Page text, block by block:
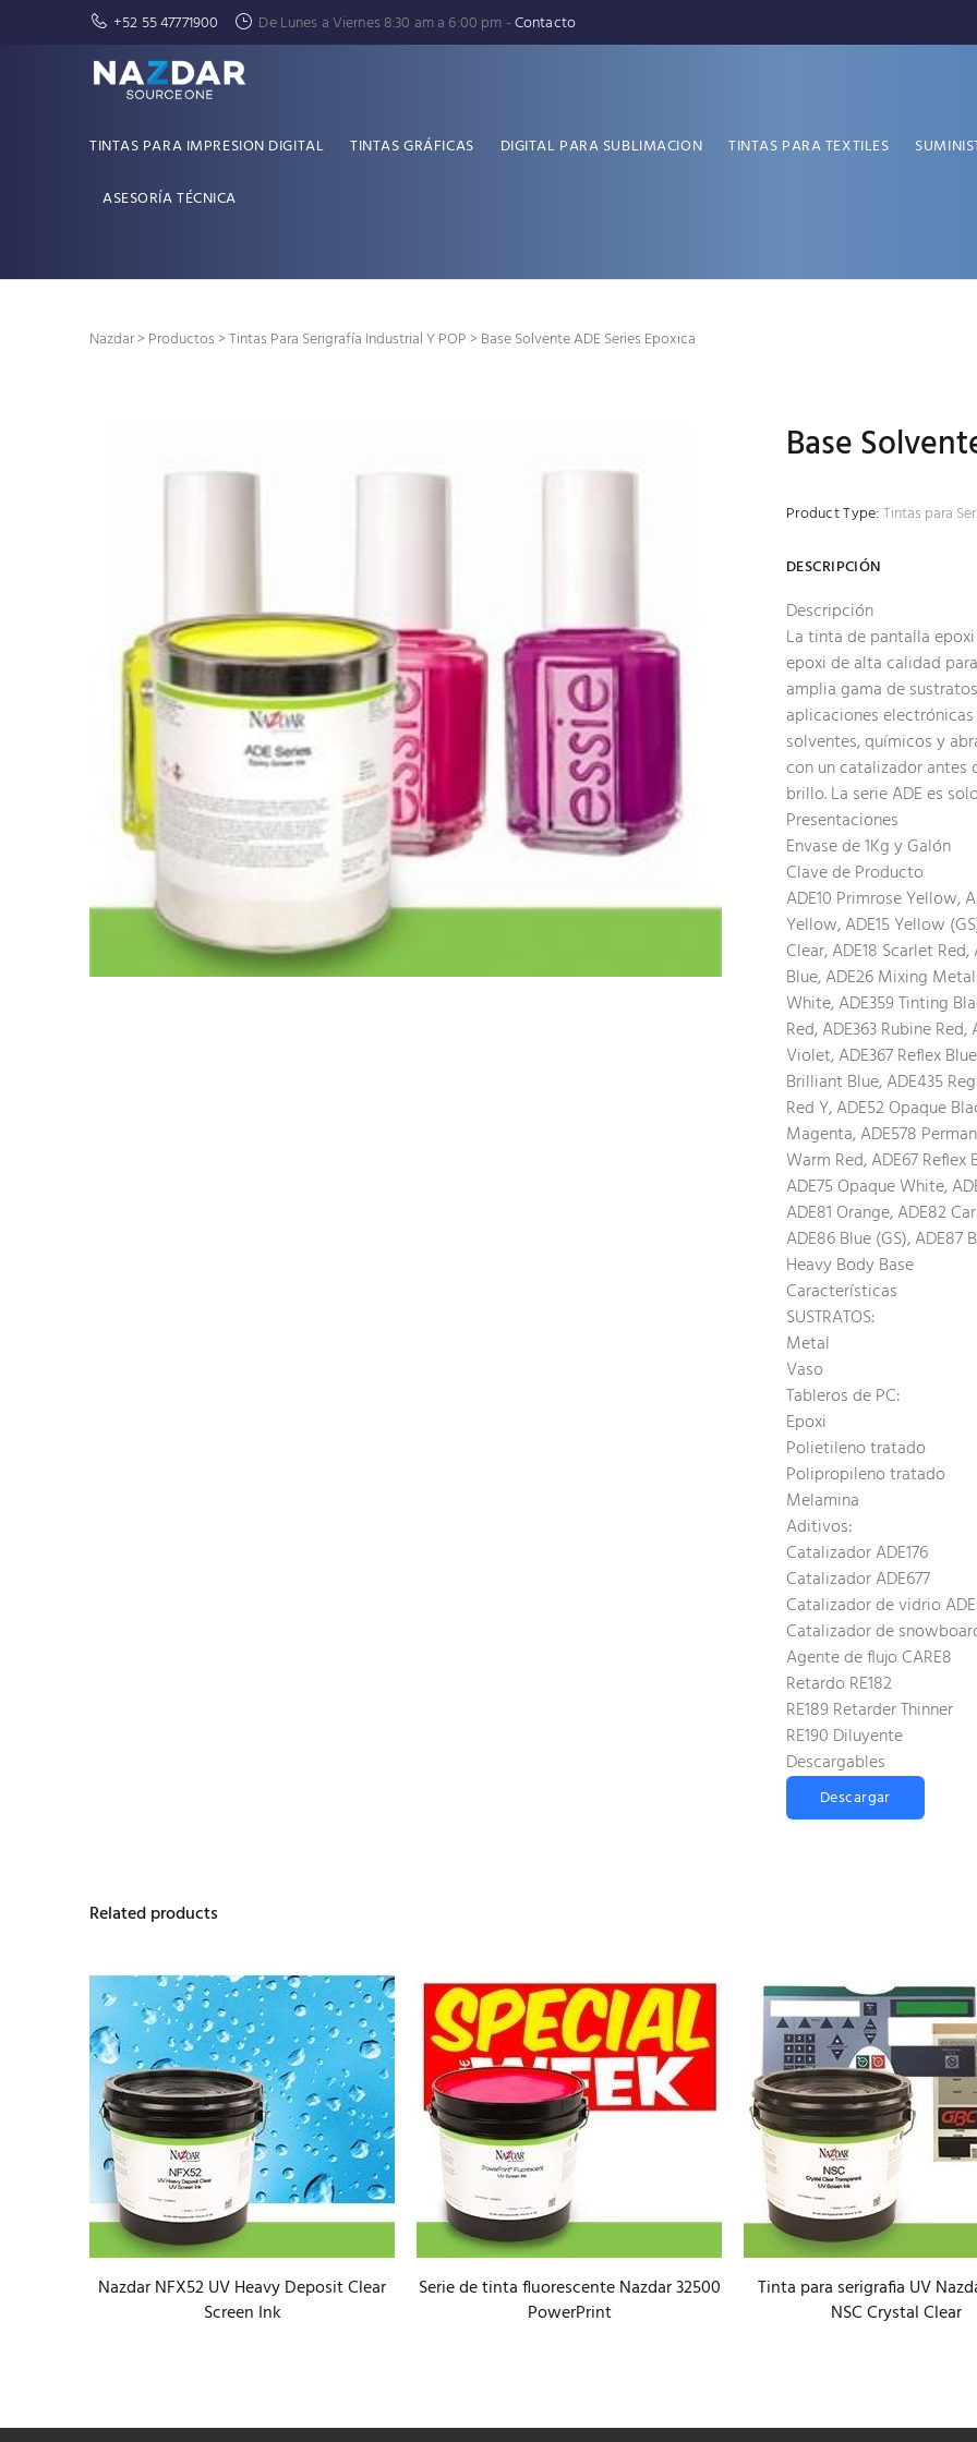
+52 55 47771900 De Lunes a Viernes 8:30 am a 6:00 pm -Contacto
TINTAS PARA IMPRESION DIGITAL TINTAS GRÁFICAS DIGITAL PARA SUBLIMACION TINTAS PARA TEXTILES
ASESORÍA TÉCNICA
Nazdar>Productos>Tintas Para Serigrafía Industrial Y POP> Base Solvente ADE Series Epoxica
Base
Product Type: Tintas para
DESCRIPCIÓN
Descripción
La tinta de pantalla
epoxi de alta calidad
amplia gama de
aplicaciones
solventes, químicos y
con un catalizador antes
brillo. La serie ADE es
Presentaciones
Envase de 1Kg y Galón
Clave de Producto
ADE10 Primrose Yellow,
Yellow, ADE15 Yellow
Clear, ADE18 Scarlet
Blue, ADE26 Mixing
White, ADE359 Tinting
Red, ADE363 Rubine
Violet, ADE367 Reflex
Brilliant Blue, ADE435
Red Y, ADE52 Opaque
Magenta, ADE578
Warm Red, ADE67 Reflex
ADE75 Opaque White,
ADE81 Orange, ADE82
ADE86 Blue (GS), ADE87
Heavy Body Base
Características
SUSTRATOS:
Metal
Vaso
Tableros de PC:
Epoxi
Polietileno tratado
Polipropileno tratado
Melamina
Aditivos:
Catalizador ADE176
Catalizador ADE677
Catalizador de vidrio
Catalizador de
Agente de flujo CARE8
Retardo RE182
RE189 Retarder Thinner
RE190 Diluyente
Descargables
Descargar
Related products
Nazdar NFX52 UV Heavy Deposit Clear
Screen Ink
Serie de tinta fluorescente Nazdar 32500
PowerPrint
Tinta para serigrafia UV
NSC Crystal Clear